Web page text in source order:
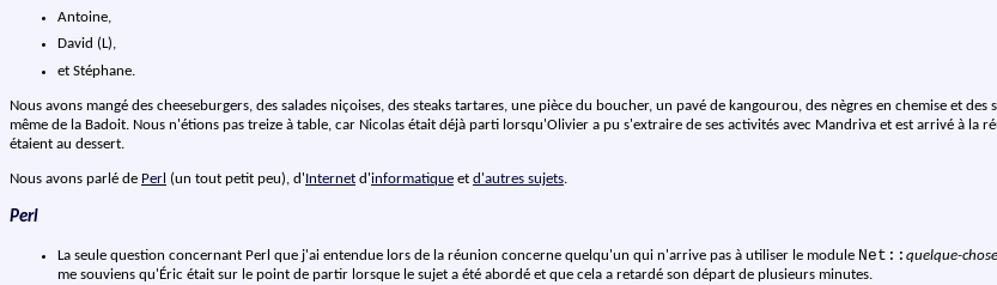
Antoine,
David (L),
et Stéphane.
Nous avons mangé des cheeseburgers, des salades niçoises, des steaks tartares, une pièce du boucher, un pavé de kangourou, des nègres en chemise et
même de la Badoit. Nous n'étions pas treize à table, car Nicolas était déjà parti lorsqu'Olivier a pu s'extraire de ses activités avec Mandriva et est arrivé à la
étaient au dessert.
Nous avons parlé de Perl (un tout petit peu), d'Internet d'informatique et d'autres sujets.
Perl
La seule question concernant Perl que j'ai entendue lors de la réunion concerne quelqu'un qui n'arrive pas à utiliser le module Net:: quelque-chose
me souviens qu'Éric était sur le point de partir lorsque le sujet a été abordé et que cela a retardé son départ de plusieurs minutes.